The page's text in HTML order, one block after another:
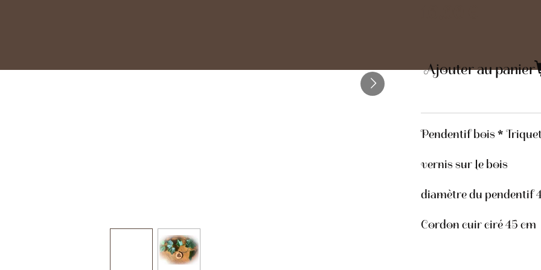
Ajouter au panier
Pendentif bois *
vernis sur le bois
diamètre du pendentif
Cordon cuir ciré 45 cm